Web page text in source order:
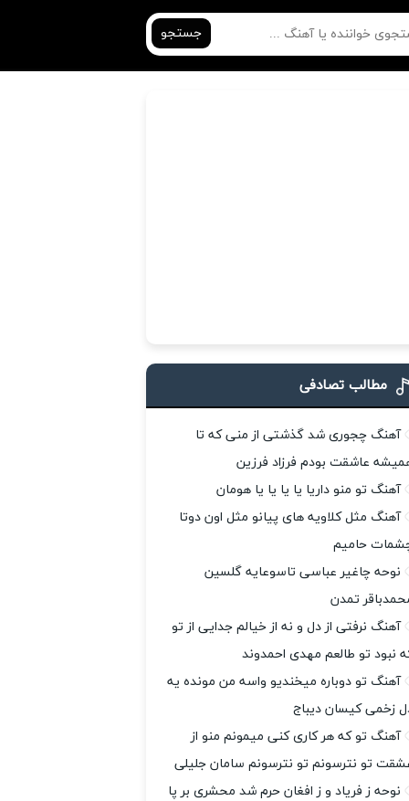
جستجو
مطالب تصادفی
آهنگ چجوری شد گذشتی از منی که تا
عاشقت بودم فرزاد فرزین
آهنگ تو منو داریا یا یا یا یا هومان
آهنگ مثل کلاویه های پیانو مثل اون دوتا
حامیم
نوحه چاغیر عباسی تاسوعایه گلسین
تمدن
آهنگ نرفتی از دل و نه از خیالم جدایی از تو
نبود تو طالعم مهدی احمدوند
آهنگ تو دوباره میخندیو واسه من مونده یه
زخمی کیسان دیباج
آهنگ تو که هر کاری کنی میمونم منو از
تو نترسونم تو نترسونم سامان جلیلی
نوحه ز فریاد و ز افغان حرم شد محشری بر پا